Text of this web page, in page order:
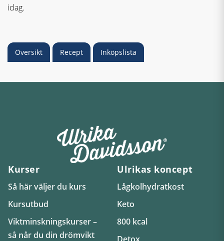
idag.
Översikt Recept Inköpslista
Kurser
Så här väljer du kurs
Kursutbud
Viktminskningskurser –
så når du din drömvikt
Ulrikas koncept
Lågkolhydratkost
Keto
800 kcal